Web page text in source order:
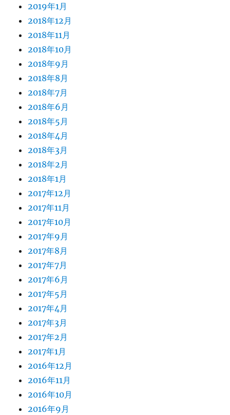
2019年1月
2018年12月
2018年11月
2018年10月
2018年9月
2018年8月
2018年7月
2018年6月
2018年5月
2018年4月
2018年3月
2018年2月
2018年1月
2017年12月
2017年11月
2017年10月
2017年9月
2017年8月
2017年7月
2017年6月
2017年5月
2017年4月
2017年3月
2017年2月
2017年1月
2016年12月
2016年11月
2016年10月
2016年9月